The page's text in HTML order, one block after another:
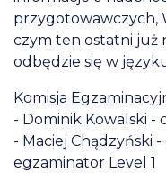
przygotowawczych,
czym ten ostatni już
odbędzie się w
Komisja
- Dominik Kowalski -
- Maciej Chądzyński -
egzaminator Level 1